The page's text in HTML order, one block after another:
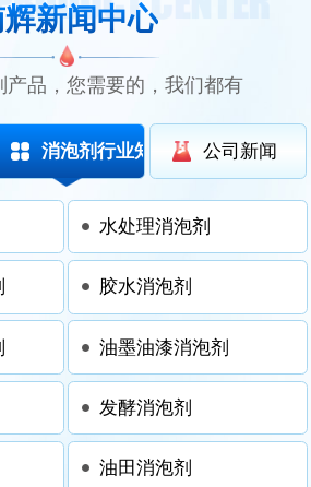
新闻中心
产品，您需要的，我们都有
消泡剂行业知识
水处理消泡剂
胶水消泡剂
油墨油漆消泡剂
发酵消泡剂
油田消泡剂
公司新闻